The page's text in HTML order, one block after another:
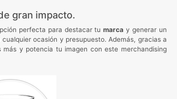
gran impacto.
perfecta para destacar tumarca y generar un
ocasión y presupuesto. Además, gracias a
más y potencia tu imagen con este merchandising